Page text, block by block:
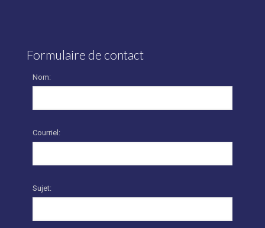
Formulaire de contact
Nom:
Courriel:
Sujet: